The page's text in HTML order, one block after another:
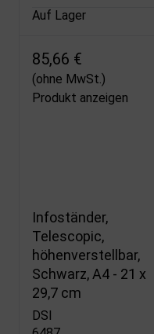
Auf Lager
85,66 €
(ohne MwSt.)
Produkt anzeigen
Infoständer,
Telescopic,
höhenverstellbar,
Schwarz, A4 - 21 x
29,7 cm
DSI